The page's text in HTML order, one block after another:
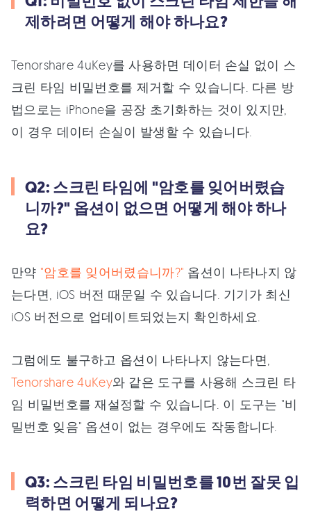
제하려면 어떻게 해야 하나요?
Tenorshare 4uKey를 사용하면 데이터 손실 없이 스
크린 타임 비밀번호를 제거할 수 있습니다. 다른 방
법으로는 iPhone을 공장 초기화하는 것이 있지만,
이 경우 데이터 손실이 발생할 수 있습니다.
Q2: 스크린 타임에 "암호를 잊어버렸습
니까?" 옵션이 없으면 어떻게 해야 하나
요?
만약 "암호를 잊어버렸습니까?" 옵션이 나타나지 않
는다면, iOS 버전 때문일 수 있습니다. 기기가 최신
iOS 버전으로 업데이트되었는지 확인하세요.
그럼에도 불구하고 옵션이 나타나지 않는다면,
Tenorshare 4uKey와 같은 도구를 사용해 스크린 타
임 비밀번호를 재설정할 수 있습니다. 이 도구는 "비
밀번호 잊음" 옵션이 없는 경우에도 작동합니다.
Q3: 스크린 타임 비밀번호를 10번 잘못 입
력하면 어떻게 되나요?